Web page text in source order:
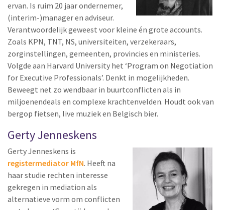
ervan. Is ruim 20 jaar ondernemer,
(interim-)manager en adviseur.
Verantwoordelijk geweest voor kleine én grote accounts.
Zoals KPN, TNT, NS, universiteiten, verzekeraars,
zorginstellingen, gemeenten, provincies en ministeries.
Volgde aan Harvard University het ‘Program on Negotiation
for Executive Professionals’. Denkt in mogelijkheden.
Beweegt net zo wendbaar in buurtconflicten als in
miljoenendeals en complexe krachtenvelden. Houdt ook van
bergop fietsen, live muziek en Belgisch bier.
Gerty Jenneskens
Gerty Jenneskens is
registermediator MfN. Heeft na
haar studie rechten interesse
gekregen in mediation als
alternatieve vorm om conflicten